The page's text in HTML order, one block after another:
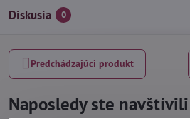
Diskusia 0
Predchádzajúci produkt
Naposledy ste